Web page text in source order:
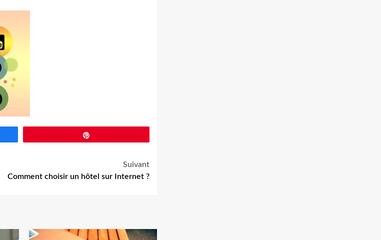
Suivant
Comment choisir un hôtel sur Internet ?